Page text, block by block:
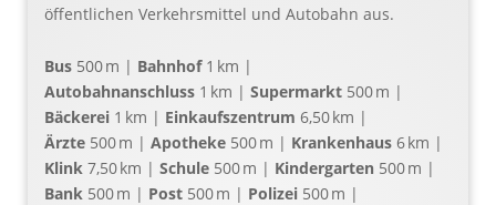
öffentlichen Verkehrsmittel und Autobahn aus.
Bus 500 m | Bahnhof1 km |
Autobahnanschluss 1 km | Supermarkt 500 m |
Bäckerei 1 km | Einkaufszentrum 6,50 km |
Ärzte 500 m | Apotheke 500 m | Krankenhaus 6 km |
Klink 7,50 km | Schule 500 m | Kindergarten 500 m |
Bank 500 m | Post 500 m | Polizei 500 m |